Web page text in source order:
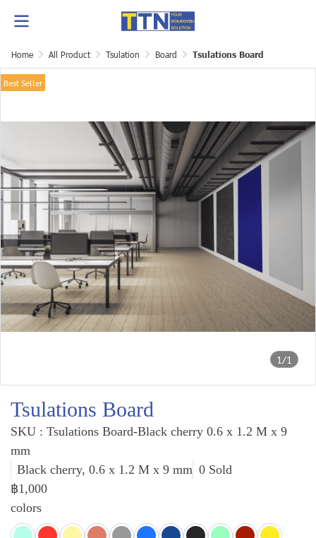
Home All Product Tsulation Board Tsulations Board
1/1
Best Seller
Tsulations Board
SKU : Tsulations Board-Black cherry 0.6 x 1.2 M x 9
mm
Black cherry, 0.6 x 1.2 M x 9 mm 0 Sold
฿1,000
colors